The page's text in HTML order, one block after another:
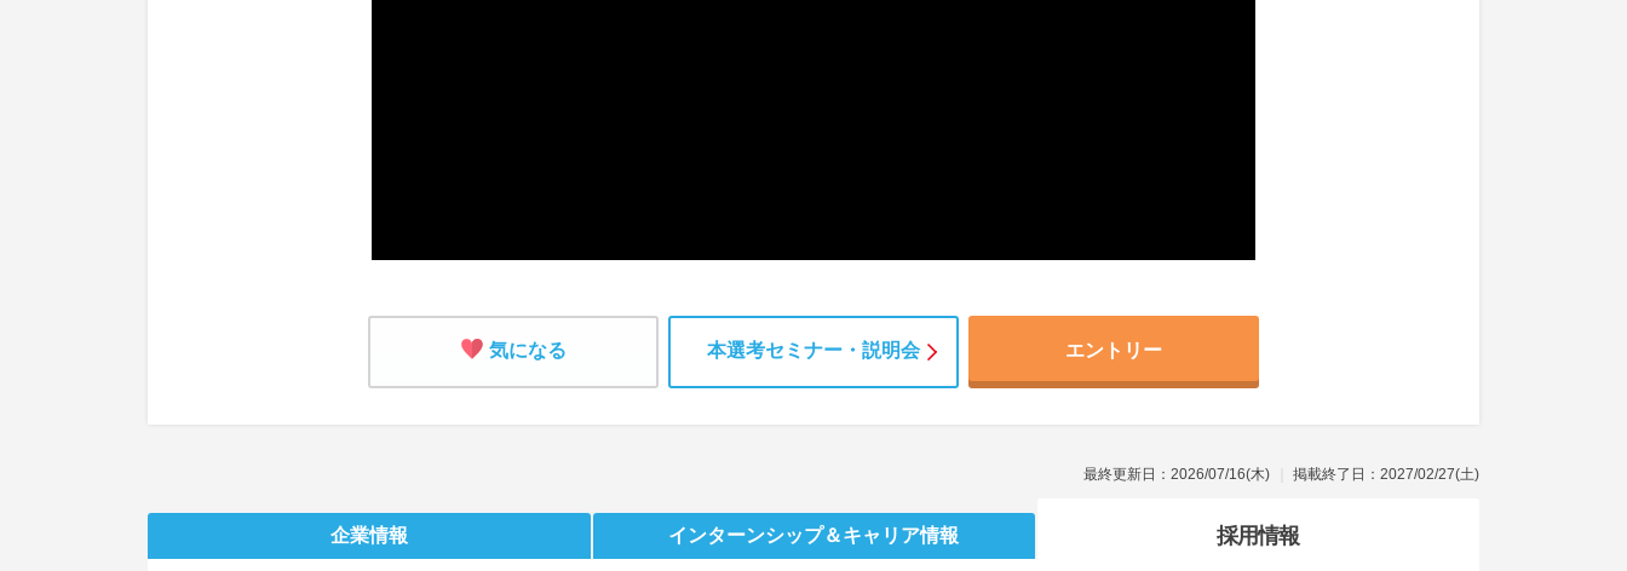
気になる 本選考セミナー・説明会 エントリー
最終更新日：2026/07/16(木) 掲載終了日：2027/02/27(土)
企業情報 インターンシップ＆キャリア情報 採用情報